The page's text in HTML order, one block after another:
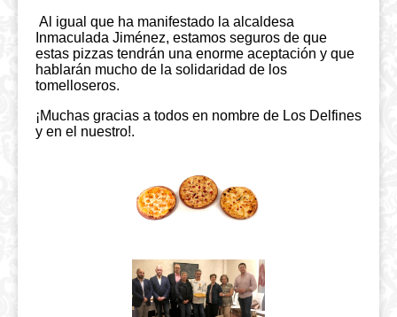
Al igual que ha manifestado la alcaldesa
Inmaculada Jiménez, estamos seguros de que
estas pizzas tendrán una enorme aceptación y que
hablarán mucho de la solidaridad de los
tomelloseros.
¡Muchas gracias a todos en nombre de Los Delfines
y en el nuestro!.